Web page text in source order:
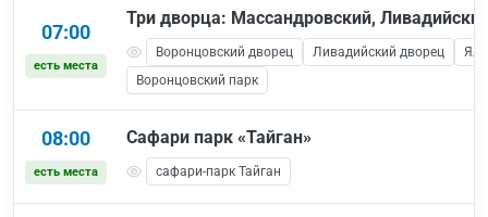
07:00
есть места
Три дворца: Массандровский,
Воронцовский дворец Ливадийский дворец
Воронцовский парк
08:00
есть места
Сафари парк «Тайган»
сафари-парк Тайган